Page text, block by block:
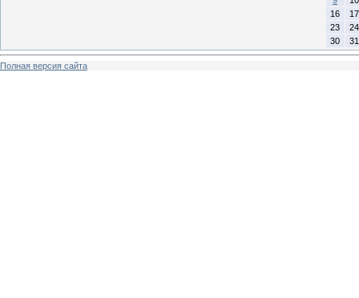
16
17
23
24
30
31
Полная версия сайта